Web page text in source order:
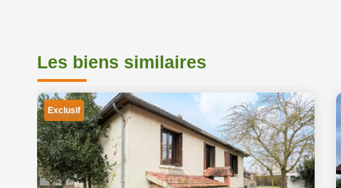
Les biens similaires
Exclusif